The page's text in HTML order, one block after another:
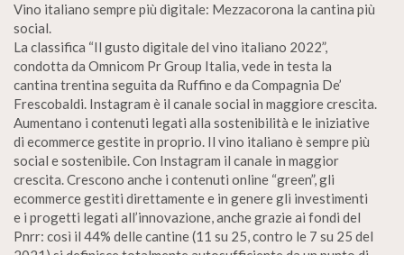
Vino italiano sempre più digitale: Mezzacorona la cantina più
social.
La classifica “Il gusto digitale del vino italiano 2022”,
condotta da Omnicom Pr Group Italia, vede in testa la
cantina trentina seguita da Ruffino e da Compagnia De’
Frescobaldi. Instagram è il canale social in maggiore crescita.
Aumentano i contenuti legati alla sostenibilità e le iniziative
di ecommerce gestite in proprio. Il vino italiano è sempre più
social e sostenibile. Con Instagram il canale in maggior
crescita. Crescono anche i contenuti online “green”, gli
ecommerce gestiti direttamente e in genere gli investimenti
e i progetti legati all’innovazione, anche grazie ai fondi del
Pnrr: così il 44% delle cantine (11 su 25, contro le 7 su 25 del